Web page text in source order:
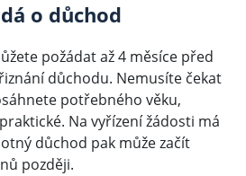
o důchod
požádat až 4 měsíce před
důchodu. Nemusíte čekat
potřebného věku,
Na vyřízení žádosti má
důchod pak může začít
později.